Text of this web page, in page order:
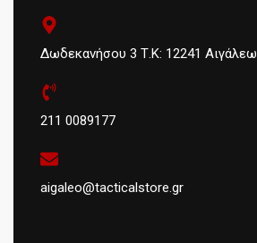
Δωδεκανήσου 3 Τ.Κ: 12241 Αιγάλεω
211 0089177
aigaleo@tacticalstore.gr